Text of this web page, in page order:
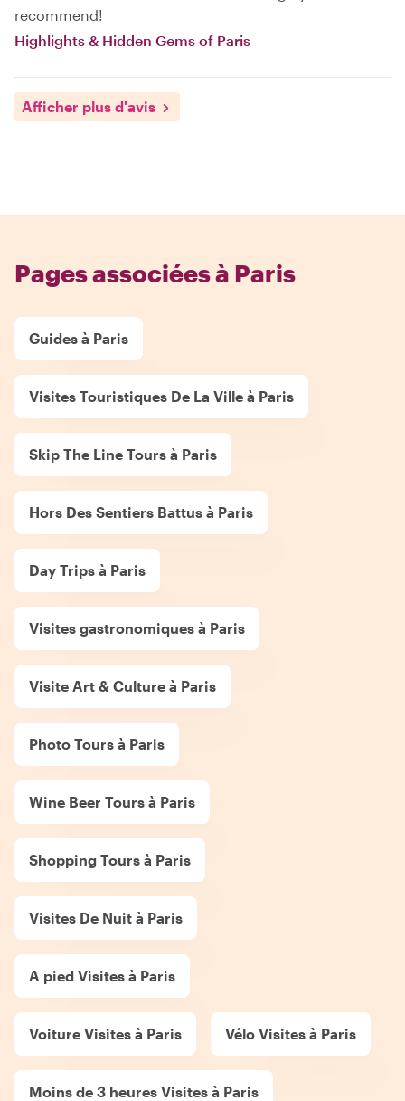
recommend!
Highlights & Hidden Gems of Paris
Afficher plus d'avis
Pages associées à Paris
Guides à Paris
Visites Touristiques De La Ville à Paris
Skip The Line Tours à Paris
Hors Des Sentiers Battus à Paris
Day Trips à Paris
Visites gastronomiques à Paris
Visite Art & Culture à Paris
Photo Tours à Paris
Wine Beer Tours à Paris
Shopping Tours à Paris
Visites De Nuit à Paris
A pied Visites à Paris
Voiture Visites à Paris Vélo Visites à Paris
Moins de 3 heures Visites à Paris